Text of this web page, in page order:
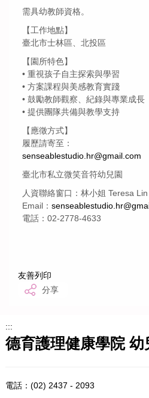
需具幼教師資格。
【工作地點】
臺北市士林區、北投區
【園所特色】
• 重視孩子自主探索與學習
• 方案課程與美感教育實踐
• 鼓勵教師觀察、紀錄與專業成長
• 提供團隊共備與教學支持
【應徵方式】
履歷請寄至：
senseablestudio.hr@gmail.com
臺北市私立微笑音符幼兒園
人資聯絡窗口：林小姐 Teresa Lin
Email：
電話：02-2778-4633
友善列印
分享
:::
德育護理健康學院 幼
電話： (02) 2437 - 2093